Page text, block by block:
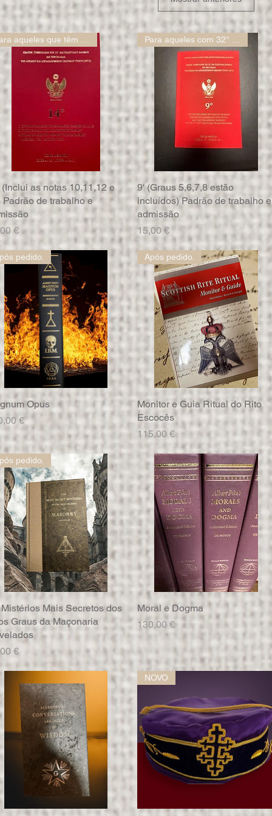
Visualização rápida
(Inclui as notas 10,11,12 e
Padrão de trabalho e
€
Visualização rápida
9' (Graus 5,6,7,8 estão
incluídos) Padrão de trabalho e
admissão
Preço
15,00 €
Visualização rápida
pedido.
Opus
€
Visualização rápida
Após pedido.
Monitor e Guia Ritual do Rito
Escocês
Preço
115,00 €
Visualização rápida
pedido.
Mais Secretos dos
Graus da Maçonaria
€
Visualização rápida
Moral e Dogma
Preço
130,00 €
NOVO